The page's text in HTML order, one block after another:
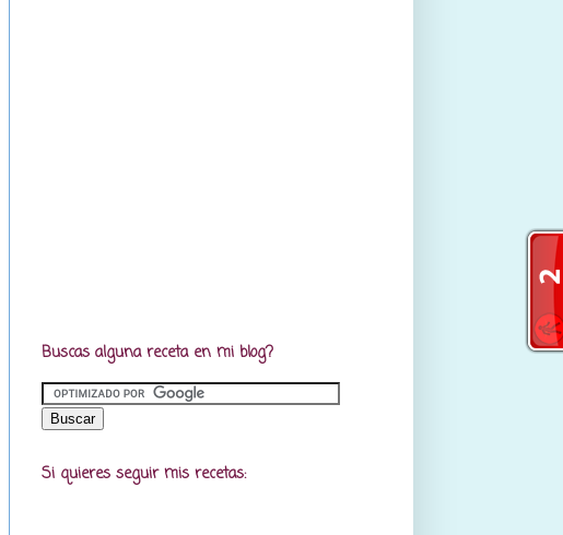
Buscas alguna receta en mi blog?
Si quieres seguir mis recetas: